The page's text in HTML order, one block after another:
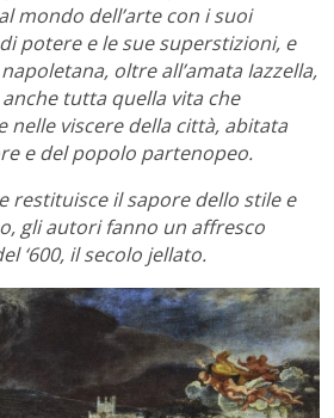
mondo dell’arte con i suoi
potere e le sue superstizioni, e
oltre all’amata Iazzella,
tutta quella vita che
nelle viscere della città, abitata
e del popolo partenopeo.
restituisce il sapore dello stile e
gli autori fanno un affresco
‘600, il secolo jellato.